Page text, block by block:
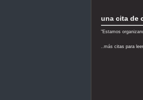
una cita de
"Estamos
..más citas para leer